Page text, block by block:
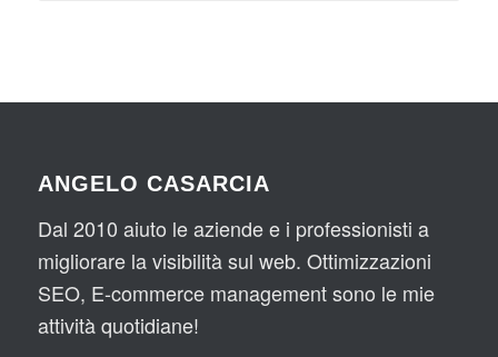
ANGELO CASARCIA
Dal 2010 aiuto le aziende e i professionisti a
migliorare la visibilità sul web. Ottimizzazioni
SEO, E-commerce management sono le mie
attività quotidiane!